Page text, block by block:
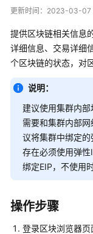
动
产
品
绍
计
费
说
明
速
入
门
更新时间： 2023-03-07
提供区块链相关信息
详细信息、交易详细
个区块链的状态，对
说明：
建议使用集群内
需要和集群内部
议将集群中绑定
存在必须使用弹
绑定EIP，不使用
操作步骤
登录区块浏览器页